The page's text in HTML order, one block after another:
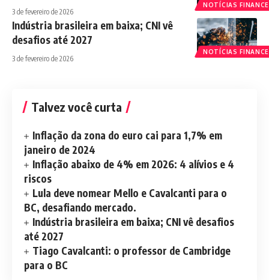
NOTÍCIAS
3 de fevereiro de 2026
NOTÍCIAS
Indústria brasileira em baixa; CNI vê
desafios até 2027
3 de fevereiro de 2026
Talvez você curta
Inflação da zona do euro cai para 1,7% em
janeiro de 2024
Inflação abaixo de 4% em 2026: 4 alívios e 4
riscos
Lula deve nomear Mello e Cavalcanti para o
BC, desafiando mercado.
Indústria brasileira em baixa; CNI vê desafios
até 2027
Tiago Cavalcanti: o professor de Cambridge
para o BC